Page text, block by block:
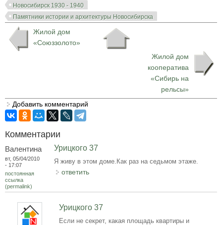
Новосибирск 1930 - 1940
Памятники истории и архитектуры Новосибирска
Жилой дом
«Союззолото»
Жилой дом
кооператива
«Сибирь на
рельсы»
Добавить комментарий
Комментарии
Валентина
вт, 05/04/2010
- 17:07
постоянная
ссылка
(permalink)
Урицкого 37
Я живу в этом доме.Как раз на седьмом этаже.
ответить
Урицкого 37
Если не секрет, какая площадь квартиры и